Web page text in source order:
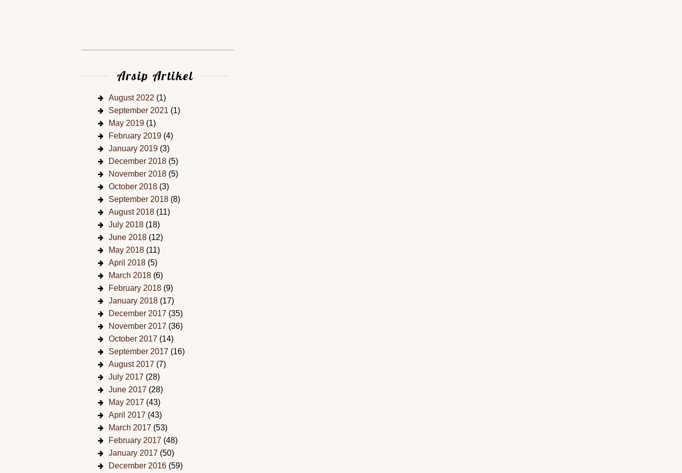
Arsip Artikel
August 2022 (1)
September 2021 (1)
May 2019 (1)
February 2019 (4)
January 2019 (3)
December 2018 (5)
November 2018 (5)
October 2018 (3)
September 2018 (8)
August 2018 (11)
July 2018 (18)
June 2018 (12)
May 2018 (11)
April 2018 (5)
March 2018 (6)
February 2018 (9)
January 2018 (17)
December 2017 (35)
November 2017 (36)
October 2017 (14)
September 2017 (16)
August 2017 (7)
July 2017 (28)
June 2017 (28)
May 2017 (43)
April 2017 (43)
March 2017 (53)
February 2017 (48)
January 2017 (50)
December 2016 (59)